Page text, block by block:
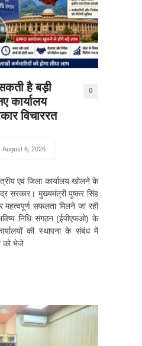
है बड़ी
कार्यालय
विचाररत
0
August 6, 2026
एवं जिला कार्यालय खोलने के
सरकार। मुख्यमंत्री पुष्कर सिंह
सफलता मिलने जा रही
निधि संगठन (ईपीएफओ) के
की स्थापना के संबंध में
को भेजे